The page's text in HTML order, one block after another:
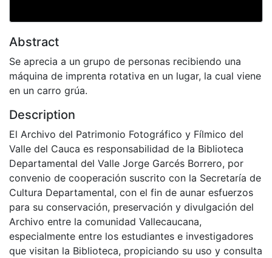
Abstract
Se aprecia a un grupo de personas recibiendo una
máquina de imprenta rotativa en un lugar, la cual viene
en un carro grúa.
Description
El Archivo del Patrimonio Fotográfico y Fílmico del
Valle del Cauca es responsabilidad de la Biblioteca
Departamental del Valle Jorge Garcés Borrero, por
convenio de cooperación suscrito con la Secretaría de
Cultura Departamental, con el fin de aunar esfuerzos
para su conservación, preservación y divulgación del
Archivo entre la comunidad Vallecaucana,
especialmente entre los estudiantes e investigadores
que visitan la Biblioteca, propiciando su uso y consulta